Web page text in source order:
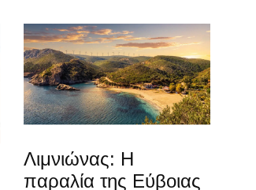
Λιμνιώνας: Η
παραλία της Εύβοιας